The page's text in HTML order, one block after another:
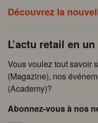
Découvrez la
L’actu retail en
Vous voulez tout savoir
(Magazine), nos
(Academy)?
Abonnez-vous à nos